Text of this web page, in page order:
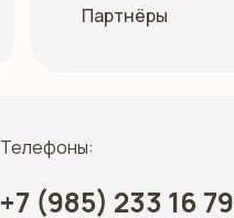
Партнёры
Телефоны:
+7 (985) 233 16 79